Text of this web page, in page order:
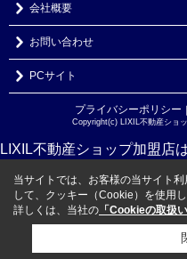
会社概要
お問い合わせ
PCサイト
プライバシーポリシー
Copyright(c) LIXIL不動産ショ
LIXIL不動産ショップ加盟店
当サイトでは、お客様の当サイト
して、クッキー（Cookie）を使用し
詳しくは、当社の 「Cookieの取扱